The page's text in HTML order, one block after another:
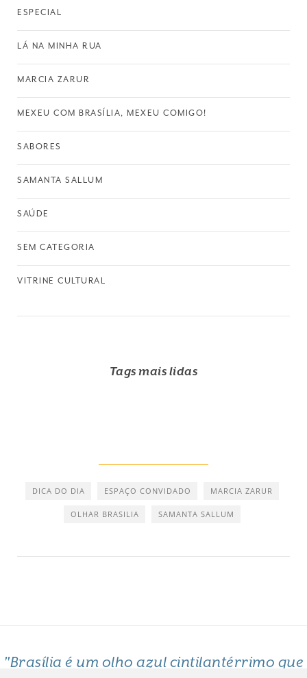
ESPECIAL
LÁ NA MINHA RUA
MARCIA ZARUR
MEXEU COM BRASÍLIA, MEXEU COMIGO!
SABORES
SAMANTA SALLUM
SAÚDE
SEM CATEGORIA
VITRINE CULTURAL
Tags mais lidas
DICA DO DIA ESPAÇO CONVIDADO MARCIA ZARUR
OLHAR BRASILIA SAMANTA SALLUM
"Brasília é um olho azul cintilantérrimo que